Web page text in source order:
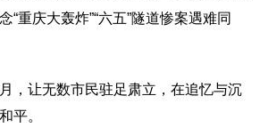
“重庆大轰炸”“六五”隧道惨案遇难同
，让无数市民驻足肃立，在追忆与沉
平。